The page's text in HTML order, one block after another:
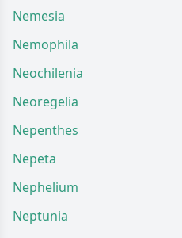
Nemesia
Nemophila
Neochilenia
Neoregelia
Nepenthes
Nepeta
Nephelium
Neptunia